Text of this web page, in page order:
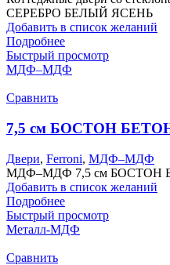
СЕРЕБРО БЕЛЫЙ ЯСЕНЬ
Добавить в список желаний
Подробнее
Быстрый просмотр
МДФ–МДФ
Сравнить
7,5 см БОСТОН
Двери, Ferroni, МДФ–МДФ
МДФ–МДФ 7,5 см
Добавить в список желаний
Подробнее
Быстрый просмотр
Металл-МДФ
Сравнить